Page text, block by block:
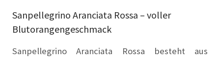
Sanpellegrino Aranciata Rossa – voller
Blutorangengeschmack
Sanpellegrino Aranciata Rossa besteht aus